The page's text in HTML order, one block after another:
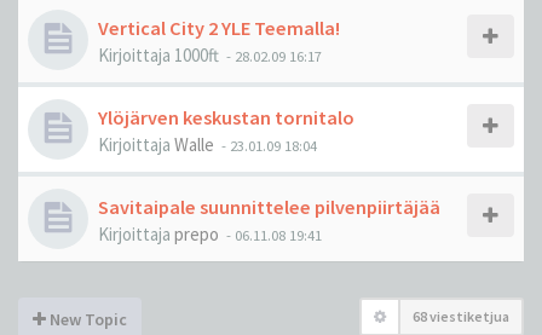
Vertical City 2 YLE Teemalla!
Kirjoittaja 1000ft - 28.02.09 16:17
Ylöjärven keskustan tornitalo
Kirjoittaja Walle - 23.01.09 18:04
Savitaipale suunnittelee pilvenpiirtäjää
Kirjoittaja prepo - 06.11.08 19:41
New Topic 68 viestiketjua